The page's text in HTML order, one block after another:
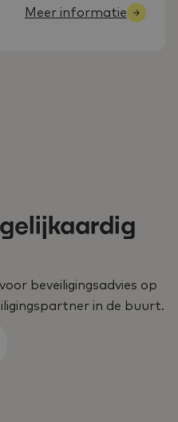
Meer informatie
beveiligingsadvies op
in de buurt.